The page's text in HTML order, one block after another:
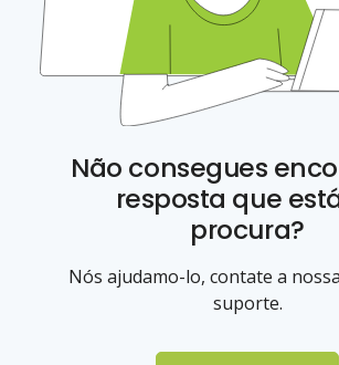
Não consegues
resposta que
procura?
Nós ajudamo-lo, contate a
suporte.